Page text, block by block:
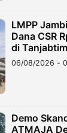
LMPP
Dana CSR
di Tanjabtim
06/08/2026 -
Demo
ATMAJA